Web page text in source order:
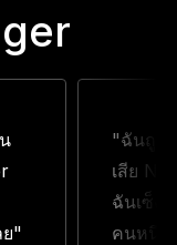
ย"
"ฉันถูก
เสีย
ฉันเซ็ง
คนหนึ่ง